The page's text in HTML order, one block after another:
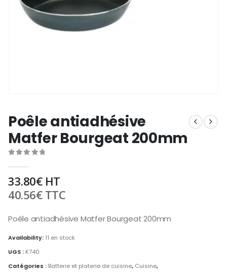
Poêle antiadhésive
Matfer Bourgeat 200mm
33.80€HT
40.56€TTC
Poêle antiadhésive Matfer Bourgeat 200mm
Availability: 11 en stock
UGS : K740
Catégories : Batterie et platerie de cuisine, Cuisine,